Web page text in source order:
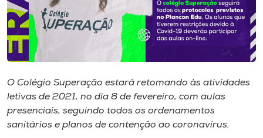
Editora
Rádio
Museu
Unoesc
O Colégio Superação estará retomando às atividades
letivas de 2021, no dia 8 de fevereiro, com aulas
presenciais, seguindo todos os ordenamentos
sanitários e planos de contenção ao coronavírus.